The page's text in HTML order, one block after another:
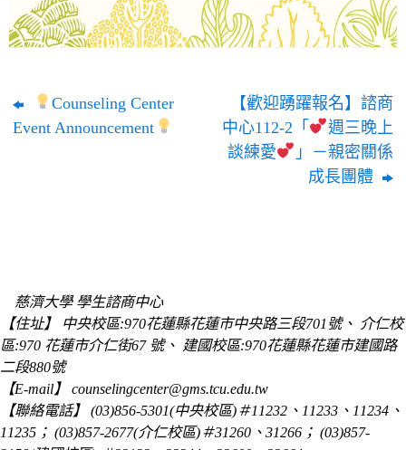
Counseling Center
Event Announcement
【歡迎踴躍報名】諮商
中心112-2「
週三晚上
談練愛
」－親密關係
成長團體
慈濟大學 學生諮商中心
【住址】 中央校區:970花蓮縣花蓮市中央路三段701號、 介仁校
區:970 花蓮市介仁街67 號、 建國校區:970花蓮縣花蓮市建國路
二段880號
【E-mail】 counselingcenter@gms.tcu.edu.tw
【聯絡電話】 (03)856-5301(中央校區)＃11232、11233、11234、
11235； (03)857-2677(介仁校區)＃31260、31266； (03)857-